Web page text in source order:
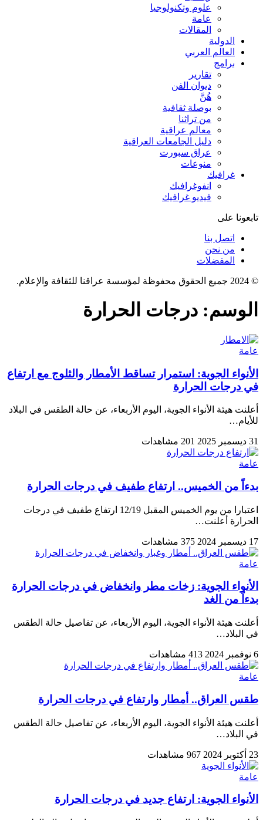
علوم وتكنولوجيا
عامة
المقالات
الدولية
العالم العربي
برامج
تقارير
ديوان الفن
هُنَّ
بوصلة ثقافية
من تراثنا
معالم عراقية
دليل الجامعات العراقية
عراق سبورت
منوعات
غرافيك
انفوغرافيك
فيديو غرافيك
تابعونا على
اتصل بنا
من نحن
المفضلات
© 2024 جميع الحقوق محفوظة لمؤسسة عراقنا للثقافة والإعلام.
الوسم: درجات الحرارة
عامة
الأنواء الجوية: استمرار تساقط الأمطار والثلوج مع ارتفاع
في درجات الحرارة
أعلنت هيئة الأنواء الجوية، اليوم الأربعاء، عن حالة الطقس في البلاد
للأيام…
31 ديسمبر 2025 201 مشاهدات
عامة
بدءاً من الخميس.. ارتفاع طفيف في درجات الحرارة
اعتبارا من یوم الخمیس المقبل 12/19 ارتفاع طفیف في درجات
الحرارة‌ أعلنت…
17 ديسمبر 2024 375 مشاهدات
عامة
الأنواء الجوية: زخات مطر وانخفاض في درجات الحرارة
بدءاً من الغد
أعلنت هيئة الأنواء الجوية، اليوم الأربعاء، عن تفاصيل حالة الطقس
في البلاد…
6 نوفمبر 2024 413 مشاهدات
عامة
طقس العراق.. أمطار وارتفاع في درجات الحرارة
أعلنت هيئة الأنواء الجوية، اليوم الأربعاء، عن تفاصيل حالة الطقس
في البلاد…
23 أكتوبر 2024 967 مشاهدات
عامة
الأنواء الجوية: ارتفاع جديد في درجات الحرارة